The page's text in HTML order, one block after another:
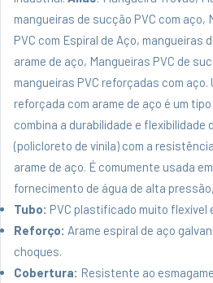
mangueiras de sucção PVC com aço,
PVC com Espiral de Aço, mangueiras
arame de aço, Mangueiras PVC de
mangueiras PVC reforçadas com aço.
reforçada com arame de aço é um
combina a durabilidade e flexibilidade
(policloreto de vinila) com a
arame de aço. É comumente usada
fornecimento de água de alta
Tubo: PVC plastificado muito flexível
Reforço: Arame espiral de aço
choques.
Cobertura: Resistente ao